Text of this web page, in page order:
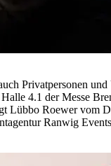
Privatpersonen
4.1 der Messe
Lübbo Roewer
Ranwig